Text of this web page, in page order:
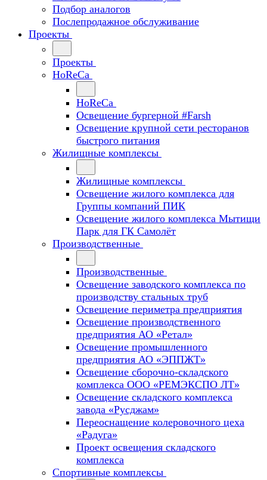
Подбор аналогов
Послепродажное обслуживание
Проекты
Проекты
HoReCa
HoReCa
Освещение бургерной #Farsh
Освещение крупной сети ресторанов
быстрого питания
Жилищные комплексы
Жилищные комплексы
Освещение жилого комплекса для
Группы компаний ПИК
Освещение жилого комплекса Мытищи
Парк для ГК Самолёт
Производственные
Производственные
Освещение заводского комплекса по
производству стальных труб
Освещение периметра предприятия
Освещение производственного
предприятия АО «Ретал»
Освещение промышленного
предприятия АО «ЭППЖТ»
Освещение сборочно-складского
комплекса ООО «РЕМЭКСПО ЛТ»
Освещение складского комплекса
завода «Русджам»
Переоснащение колеровочного цеха
«Радуга»
Проект освещения складского
комплекса
Спортивные комплексы